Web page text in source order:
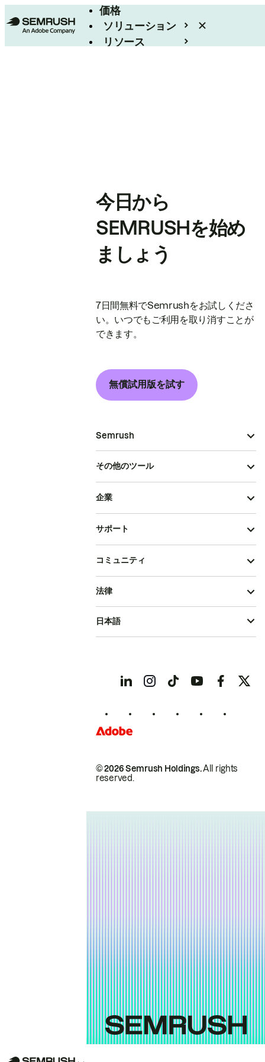
価格
ソリューション
リソース
今日から
SEMRUSHを始め
ましょう
7日間無料でSemrushをお試しくださ
い。いつでもご利用を取り消すことが
できます。
無償試用版を試す
Semrush
その他のツール
企業
サポート
コミュニティ
© 2026 Semrush Holdings.All rights
reserved.
法律
日本語